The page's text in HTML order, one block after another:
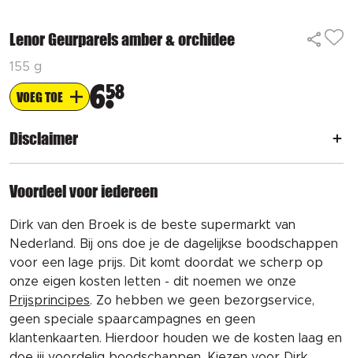
Lenor Geurparels amber & orchidee
155 g
VOEG TOE 658
Disclaimer
Voordeel voor iedereen
Dirk van den Broek is de beste supermarkt van
Nederland. Bij ons doe je de dagelijkse boodschappen
voor een lage prijs. Dit komt doordat we scherp op
onze eigen kosten letten - dit noemen we onze
Prijsprincipes. Zo hebben we geen bezorgservice,
geen speciale spaarcampagnes en geen
klantenkaarten. Hierdoor houden we de kosten laag en